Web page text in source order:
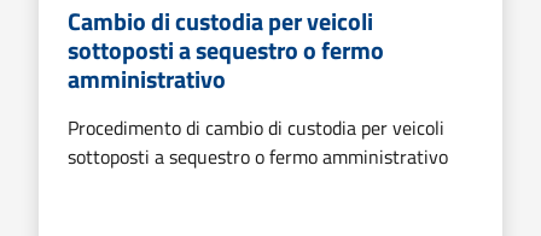
Cambio di custodia per veicoli
sottoposti a sequestro o fermo
amministrativo
Procedimento di cambio di custodia per veicoli
sottoposti a sequestro o fermo amministrativo